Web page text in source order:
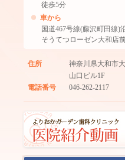
徒歩5分
車から
国道467号線(藤沢町田線)
そうてつローゼン大和店
住所
神奈川県大和市
山口ビル1F
電話番号
046-262-2117